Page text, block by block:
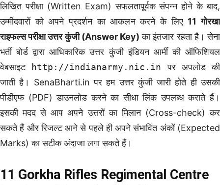
लिखित परीक्षा (Written Exam) सफलतापूर्वक संपन्न होने के बाद,
उम्मीदवारों को अपने प्रदर्शन का आकलन करने के लिए 11 गोरखा
राइफल्स परीक्षा उत्तर कुंजी (Answer Key) का इंतजार रहता है। सेना
भर्ती बोर्ड द्वारा आधिकारिक उत्तर कुंजी इंडियन आर्मी की ऑफिशियल
वेबसाइट
http://indianarmy.nic.in पर अपलोड की
जाती है। SenaBharti.in पर हम उत्तर कुंजी जारी होते ही उसकी
पीडीएफ (PDF) डाउनलोड करने का सीधा लिंक उपलब्ध कराते हैं।
इसकी मदद से आप अपने उत्तरों का मिलान (Cross-check) कर
सकते हैं और रिजल्ट आने से पहले ही अपने संभावित अंकों (Expected
Marks) का सटीक अंदाजा लगा सकते हैं।
11 Gorkha Rifles Regimental Centre